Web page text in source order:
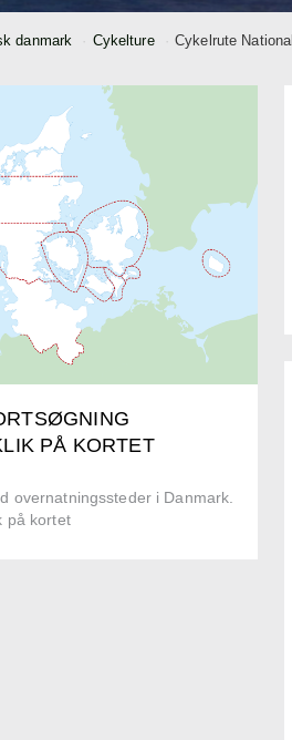
danmark Cykel­ture Cykelrute
PÅ KORTET
overnatningssteder i Danmark.
på kortet